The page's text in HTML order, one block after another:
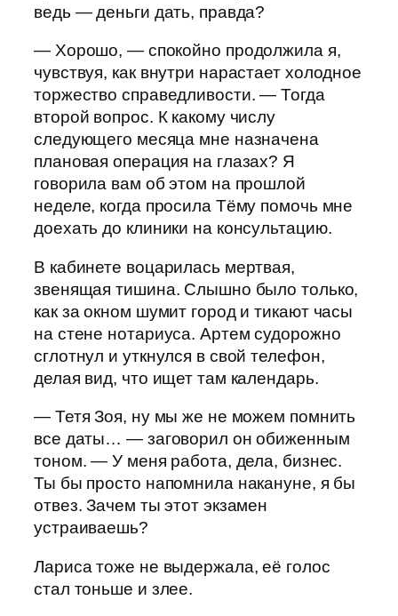
ведь — деньги дать, правда?
— Хорошо, — спокойно продолжила я,
чувствуя, как внутри нарастает холодное
торжество справедливости. — Тогда
второй вопрос. К какому числу
следующего месяца мне назначена
плановая операция на глазах? Я
говорила вам об этом на прошлой
неделе, когда просила Тёму помочь мне
доехать до клиники на консультацию.
В кабинете воцарилась мертвая,
звенящая тишина. Слышно было только,
как за окном шумит город и тикают часы
на стене нотариуса. Артем судорожно
сглотнул и уткнулся в свой телефон,
делая вид, что ищет там календарь.
— Тетя Зоя, ну мы же не можем помнить
все даты… — заговорил он обиженным
тоном. — У меня работа, дела, бизнес.
Ты бы просто напомнила накануне, я бы
отвез. Зачем ты этот экзамен
устраиваешь?
Лариса тоже не выдержала, её голос
стал тоньше и злее.